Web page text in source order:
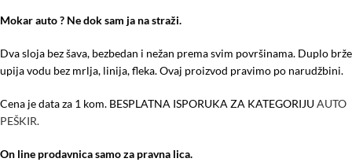
Mokar auto ? Ne dok sam ja na straži.
Dva sloja bez šava, bezbedan i nežan prema svim površinama. Duplo brže
upija vodu bez mrlja, linija, fleka. Ovaj proizvod pravimo po narudžbini.
Cena je data za 1 kom. BESPLATNA ISPORUKA ZA KATEGORIJUAUTO
PEŠKIR.
On line prodavnica samo za pravna lica.